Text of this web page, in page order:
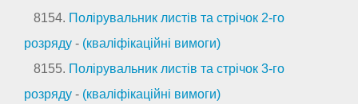
8154. Полірувальник листів та стрічок 2-го
розряду - (кваліфікаційні вимоги)
8155. Полірувальник листів та стрічок 3-го
розряду - (кваліфікаційні вимоги)